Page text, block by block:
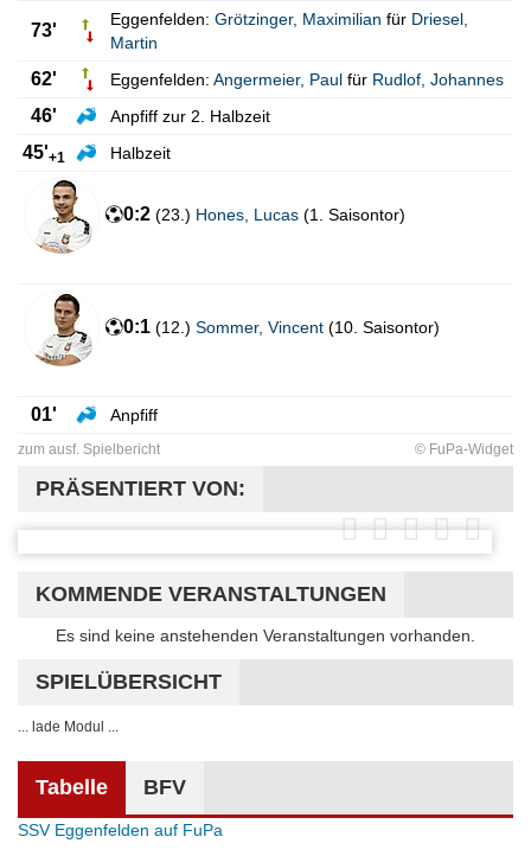
73'
Eggenfelden: Grötzinger, Maximilian für Driesel
Martin
62' Eggenfelden: Angermeier, Paul für Rudlof Johannes
46' Anpfiff zur 2. Halbzeit
45'+1 Halbzeit
0:2 (23. ) Hones Lucas (1. Saisontor)
0:1 (12. ) Sommer, Vincent (10. Saisontor)
01' Anpfiff
zum ausf. Spielbericht © FuPa-Widget
PRÄSENTIERT VON:
KOMMENDE VERANSTALTUNGEN
Hinweis
Es sind keine anstehenden Veranstaltungen vorhanden.
SPIELÜBERSICHT
... lade Modul ...
Tabelle BFV
SSV Eggenfelden auf FuPa